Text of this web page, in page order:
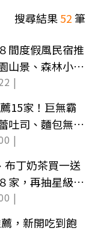
搜尋結果52筆
間度假風民宿推
山景、森林小木
|
15家！巨無霸
吐司、麵包無限
|
布丁奶茶買一送
家，再抽星級飯
）
|
，新開吃到飽